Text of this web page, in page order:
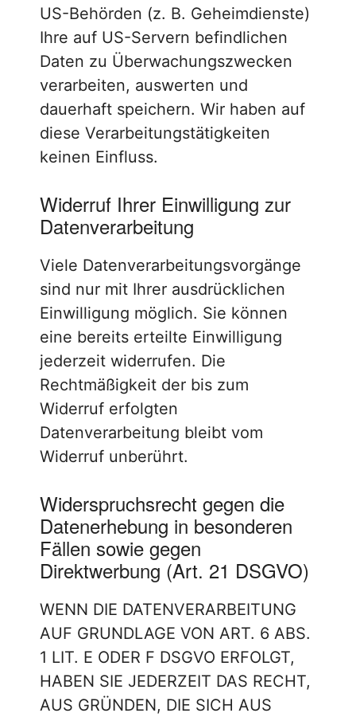
US-Behörden (z. B. Geheimdienste)
Ihre auf US-Servern befindlichen
Daten zu Überwachungszwecken
verarbeiten, auswerten und
dauerhaft speichern. Wir haben auf
diese Verarbeitungstätigkeiten
keinen Einfluss.
Widerruf Ihrer Einwilligung zur
Datenverarbeitung
Viele Datenverarbeitungsvorgänge
sind nur mit Ihrer ausdrücklichen
Einwilligung möglich. Sie können
eine bereits erteilte Einwilligung
jederzeit widerrufen. Die
Rechtmäßigkeit der bis zum
Widerruf erfolgten
Datenverarbeitung bleibt vom
Widerruf unberührt.
Widerspruchsrecht gegen die
Datenerhebung in besonderen
Fällen sowie gegen
Direktwerbung (Art. 21 DSGVO)
WENN DIE DATENVERARBEITUNG
AUF GRUNDLAGE VON ART. 6 ABS.
1 LIT. E ODER F DSGVO ERFOLGT,
HABEN SIE JEDERZEIT DAS RECHT,
AUS GRÜNDEN, DIE SICH AUS